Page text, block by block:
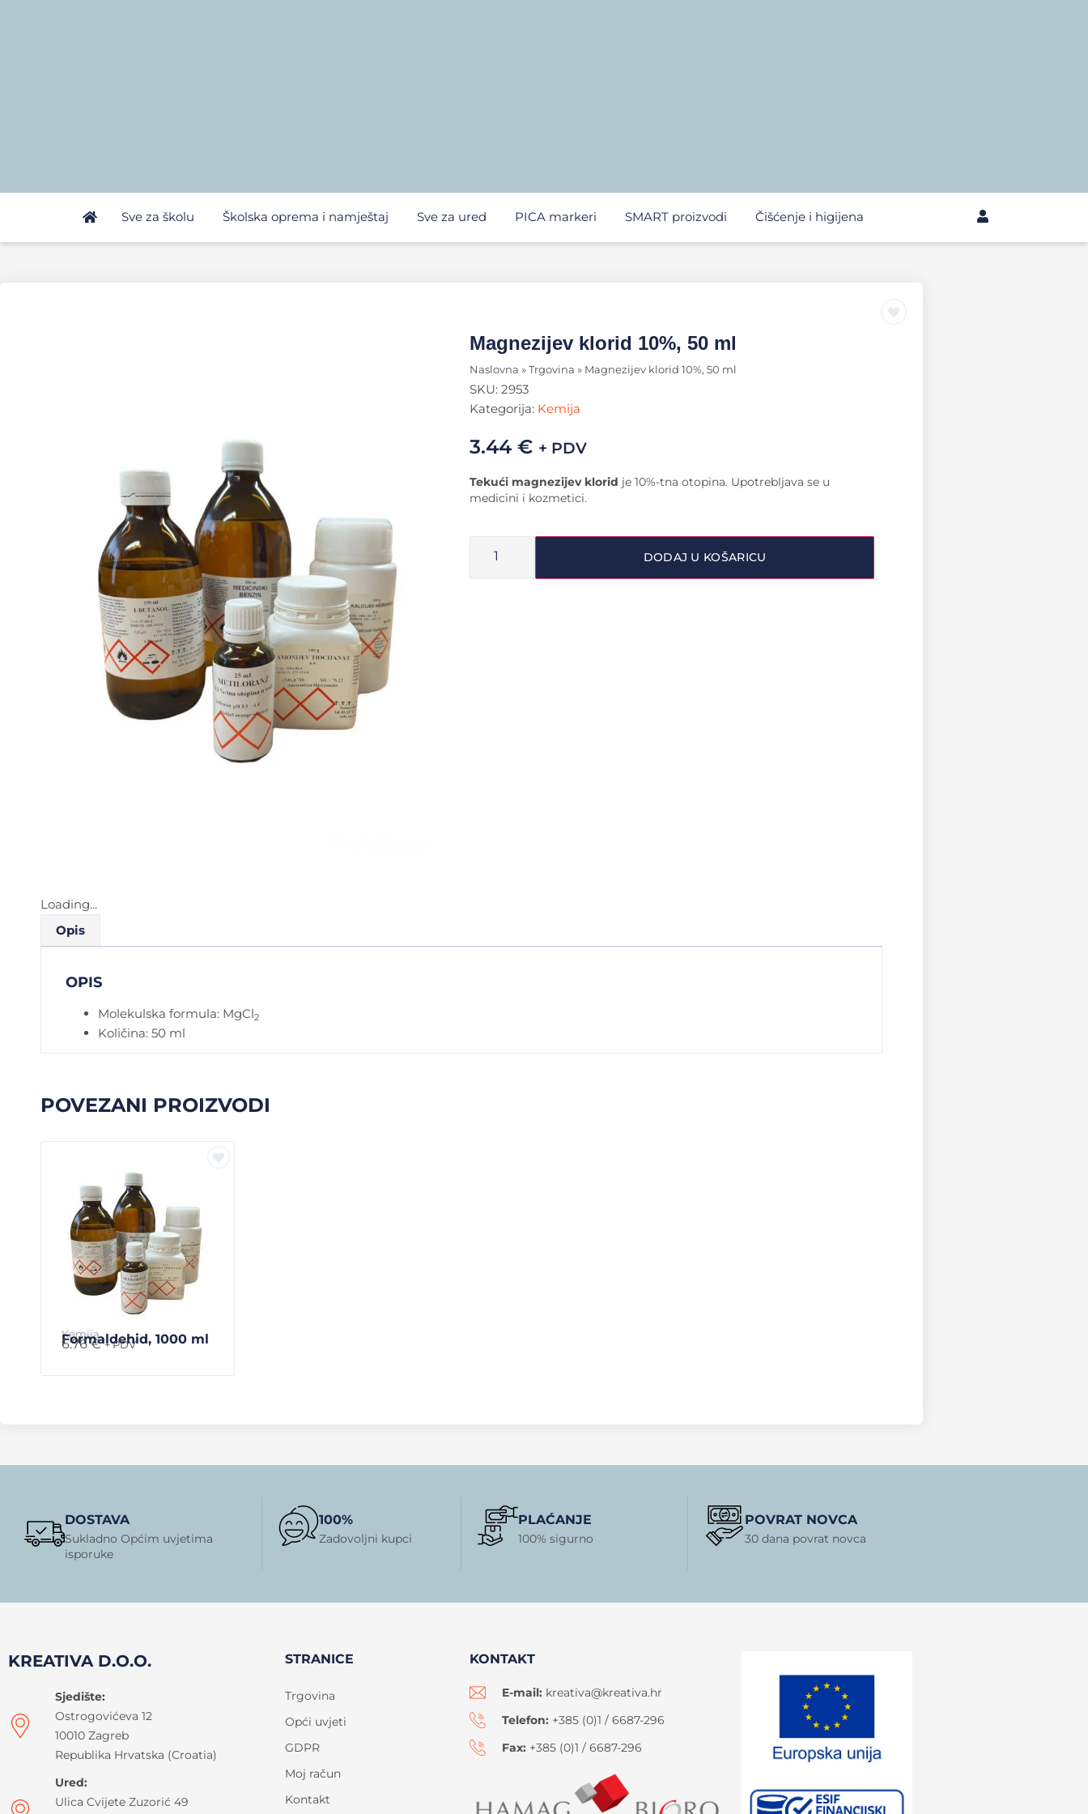
Sve za školu Školska oprema i namještaj Sve za ured PICA markeri SMART proizvodi Čišćenje i higijena
Magnezijev klorid 10%, 50 ml
Naslovna » Trgovina » Magnezijev klorid 10%, 50 ml
SKU: 2953
Kategorija: Kemija
3.44 € + PDV
Tekući magnezijev klorid je 10%-tna otopina. Upotrebljava se u
medicini i kozmetici.
DODAJ U KOŠARICU
Loading...
Opis
OPIS
Molekulska formula: MgCl2
Količina: 50 ml
POVEZANI PROIZVODI
Kemija
Formaldehid, 1000 ml
6.76€ + PDV
DOSTAVA
Sukladno Općim uvjetima
isporuke
100%
Zadovoljni kupci
PLAĆANJE
100% sigurno
POVRAT NOVCA
30 dana povrat novca
KREATIVA D.O.O.
Sjedište:
Ostrogovićeva 12
10010 Zagreb
Republika Hrvatska (Croatia)
Ured:
Ulica Cvijete Zuzorić 49
STRANICE
Trgovina
Opći uvjeti
GDPR
Moj račun
Kontakt
KONTAKT
E-mail: kreativa@kreativa.hr
Telefon: +385 (0)1 / 6687-296
Fax: +385 (0)1 / 6687-296